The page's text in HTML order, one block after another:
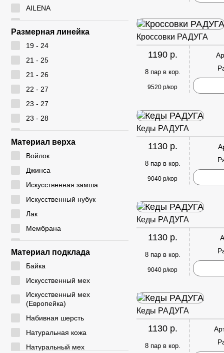
AILENA
Ameiyida
AOWEI
CM
CYCY
DADA
DICNI
DINO ALBAT
DUOLE
EIE
ELENA
EX-TIM
FAFALA
FASHION
G. ROSE
Размерная линейка
19 - 24
21 - 25
21 - 26
22 - 27
23 - 27
23 - 28
24 - 28
24 - 29
26 - 30
26 - 31
27 - 32
28 - 33
29 - 33
29 - 36
30 - 35
30 - 37
31 - 35
31 - 36
31 - 37
31 - 38
Материал верха
Войлок
Джинса
Искусственная замша
Искусственный нубук
Лак
Мембрана
Натуральная замша
Натуральная кожа
Резина
Резинка
Текстиль
ЭВА
Экокожа
Материал подклада
Байка
Искусственный мех
Искусственный мех
(Европейка)
Набивная шерсть
Натуральная кожа
Натуральный мех
Кроссовки РАДУГА
1190 р.
8 пар в кор.
9520 р/кор
Кеды РАДУГА
1130 р.
8 пар в кор.
9040 р/кор
Кеды РАДУГА
1130 р.
8 пар в кор.
9040 р/кор
Кеды РАДУГА
1130 р.
8 пар в кор.